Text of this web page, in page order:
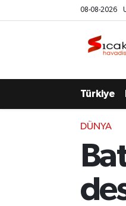
08-08-2026
Türkiye
DÜNYA
Nöbetçi Eczaneler
Tüm Manşetler
Son Dakika